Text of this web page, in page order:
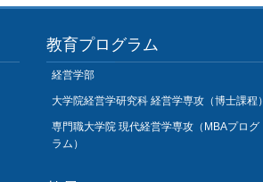
教育プログラム
経営学部
大学院経営学研究科 経営学専攻（博士課程）
専門職大学院 現代経営学専攻（MBAプログ
ラム）